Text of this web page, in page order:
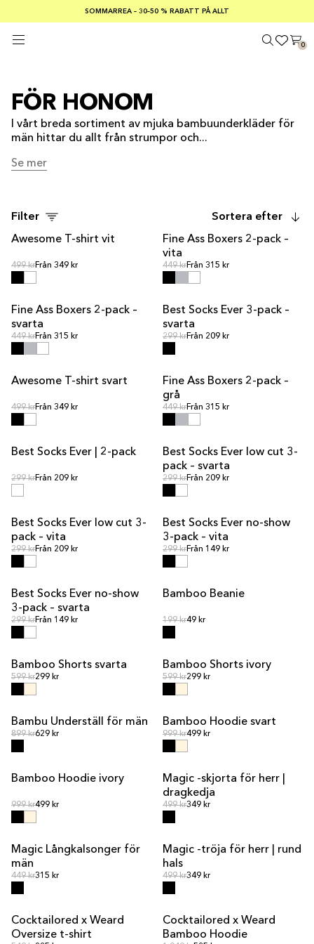
SOMMARREA – 30–50 % RABATT PÅ ALLT
FRI FRAKT PÅ KÖP ÖVER €100
Säker betalning med
0
FÖR HONOM
I vårt breda sortiment av mjuka bambuunderkläder för
män hittar du allt från strumpor och...
Se mer
Filter
Sortera efter
Awesome T-shirt vit
Ordinarie pris
499 krOrdinarie pris
Från 349 kr
Fine Ass Boxers 2-pack –
vita
Ordinarie pris
449 krOrdinarie pris
Från 315 kr
Fine Ass Boxers 2-pack –
svarta
Ordinarie pris
449 krOrdinarie pris
Från 315 kr
Best Socks Ever 3-pack –
svarta
Ordinarie pris
299 krOrdinarie pris
Från 209 kr
Awesome T-shirt svart
Ordinarie pris
499 krOrdinarie pris
Från 349 kr
Fine Ass Boxers 2-pack –
grå
Ordinarie pris
449 krOrdinarie pris
Från 315 kr
Best Socks Ever | 2-pack
Ordinarie pris
299 krOrdinarie pris
Från 209 kr
Best Socks Ever low cut 3-
pack – svarta
Ordinarie pris
299 krOrdinarie pris
Från 209 kr
Best Socks Ever low cut 3-
pack – vita
Ordinarie pris
299 krOrdinarie pris
Från 209 kr
Best Socks Ever no-show
3-pack – vita
Ordinarie pris
299 krOrdinarie pris
Från 149 kr
Best Socks Ever no-show
3-pack – svarta
Ordinarie pris
299 krOrdinarie pris
Från 149 kr
SLUT I LAGER
Bamboo Beanie
Ordinarie pris
199 krOrdinarie pris
49 kr
Bamboo Shorts svarta
Ordinarie pris
599 krOrdinarie pris
299 kr
Bamboo Shorts ivory
Ordinarie pris
599 krOrdinarie pris
299 kr
Bambu Underställ för män
Ordinarie pris
899 krOrdinarie pris
629 kr
Bamboo Hoodie svart
Ordinarie pris
999 krOrdinarie pris
499 kr
Bamboo Hoodie ivory
Ordinarie pris
999 krOrdinarie pris
499 kr
Magic -skjorta för herr |
dragkedja
Ordinarie pris
499 krOrdinarie pris
349 kr
Magic Långkalsonger för
män
Ordinarie pris
449 krOrdinarie pris
315 kr
REA
Magic -tröja för herr | rund
hals
Ordinarie pris
499 krOrdinarie pris
349 kr
Cocktailored x Weard
Oversize t-shirt
Cocktailored x Weard
Bamboo Hoodie